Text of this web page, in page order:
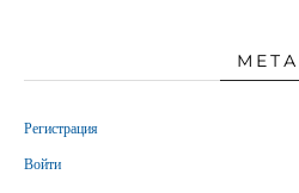
МЕТА
Регистрация
Войти